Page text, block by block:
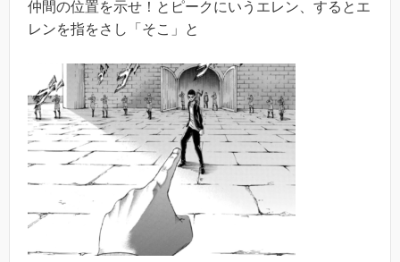
仲間の位置を示せ！とピークにいうエレン、するとエ
レンを指をさし「そこ」と